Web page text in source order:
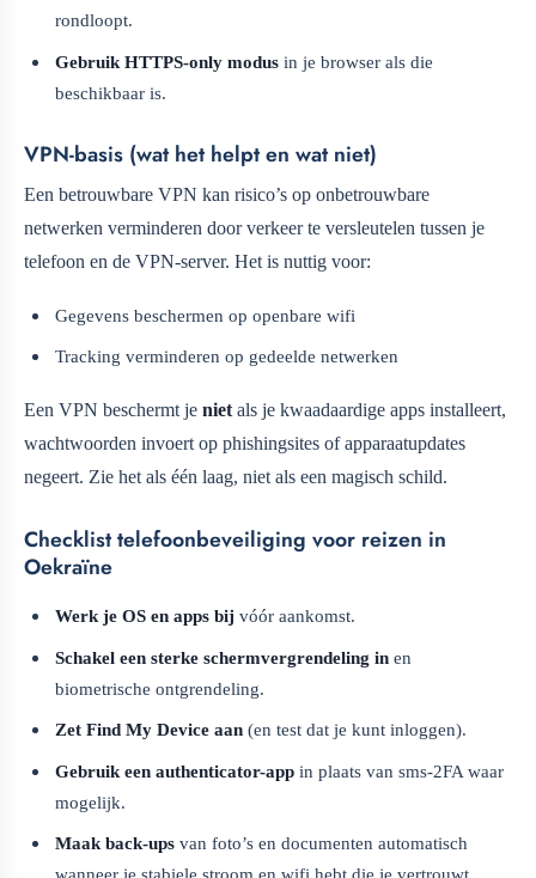
rondloopt.
Gebruik HTTPS-only modus in je browser als die
beschikbaar is.
VPN-basis (wat het helpt en wat niet)
Een betrouwbare VPN kan risico’s op onbetrouwbare
netwerken verminderen door verkeer te versleutelen tussen je
telefoon en de VPN-server. Het is nuttig voor:
Gegevens beschermen op openbare wifi
Tracking verminderen op gedeelde netwerken
Een VPN beschermt je nietals je kwaadaardige apps installeert,
wachtwoorden invoert op phishingsites of apparaatupdates
negeert. Zie het als één laag, niet als een magisch schild.
Checklist telefoonbeveiliging voor reizen in
Oekraïne
Werk je OS en apps bij vóór aankomst.
Schakel een sterke schermvergrendeling in en
biometrische ontgrendeling.
Zet Find My Device aan (en test dat je kunt inloggen).
Gebruik een authenticator-app in plaats van sms-2FA waar
mogelijk.
Maak back-ups van foto’s en documenten automatisch